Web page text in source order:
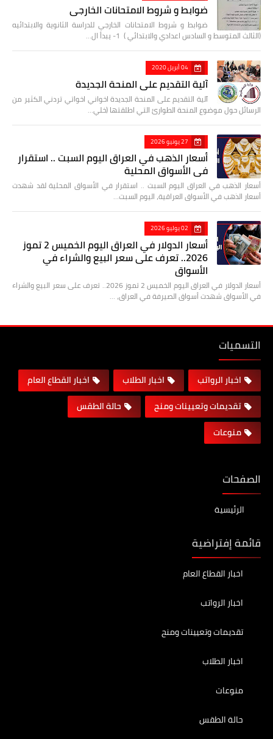
ضوابط و شروط الامتحانات الخارجي
ضوابط و شروط الامتحانات الخارجي للدراسة الثانوية والابتدائيه
(الثالث المتوسط و السادس اعدادي والابتدائي ) 1- يبدأ ال…
04 أبريل 2020
آلية التقديم على المنحة الجديدة
آلية التقديم على المنحة الجديدة اخواني اخواتي تردني الكثير من
الرسائل حول موضوع المنحة الطوارئ التي اطلقتها (خلي…
27 يونيو 2026
أسعار الذهب في العراق اليوم السبت .. استقرار
في الأسواق المحلية
أسعار الذهب في العراق اليوم السبت .. استقرار في الأسواق المحلية لقد شهدت
أسعار الذهب في الأسواق العراقية، اليوم السبت…
02 يوليو 2026
أسعار الدولار في العراق اليوم الخميس 2 تموز
2026.. تعرف على سعر البيع والشراء في
الأسواق
أسعار الدولار في العراق اليوم الخميس 2 تموز 2026.. تعرف على سعر البيع والشراء
في الأسواق شهدت أسواق الصيرفة في العراق، …
التسميات
اخبار الرواتب اخبار الطلاب
اخبار القطاع العام
تقديمات وتعيينات ومنح
حالة الطقس
منوعات
الصفحات
الرئيسية
قائمة إفتراضية
اخبار القطاع العام
اخبار الرواتب
تقديمات وتعيينات ومنح
اخبار الطلاب
منوعات
حالة الطقس